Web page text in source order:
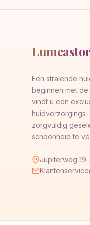
Een stralende
beginnen met de
vindt u een
zorgvuldig
schoonheid te
Jupiterweg